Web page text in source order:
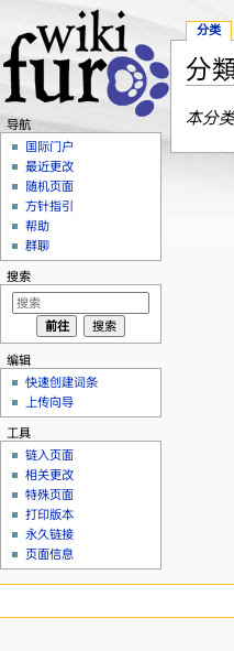
分
本分
分类
导航
国际门户
最近更改
随机页面
方针指引
帮助
群聊
搜索
编辑
快速创建词条
上传向导
工具
链入页面
相关更改
特殊页面
打印版本
永久链接
页面信息